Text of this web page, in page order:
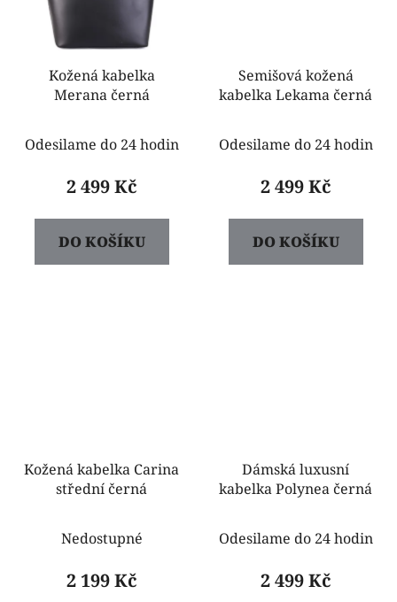
Kožená kabelka
Merana černá
Odesilame do 24 hodin
2 499 Kč
DO KOŠÍKU
Semišová kožená
kabelka Lekama černá
Odesilame do 24 hodin
2 499 Kč
DO KOŠÍKU
Kožená kabelka Carina
střední černá
Nedostupné
2 199 Kč
Dámská luxusní
kabelka Polynea černá
Odesilame do 24 hodin
2 499 Kč